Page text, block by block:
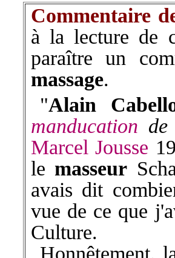
Commentaire
à la lecture de
paraître un
massage.
"Alain
manducation
Marcel Jousse
lemasseur
avais dit
vue de ce que
Culture.
Honnêtement,